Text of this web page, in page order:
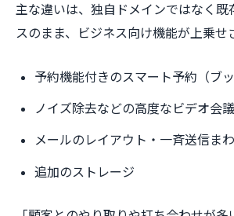
主な違いは、独自ドメインではなく既
スのまま、ビジネス向け機能が上乗せ
予約機能付きのスマート予約（ブ
ノイズ除去などの高度なビデオ会
メールのレイアウト・一斉送信ま
追加のストレージ